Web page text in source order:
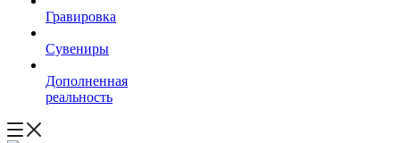
Гравировка
Сувениры
Дополненная
реальность